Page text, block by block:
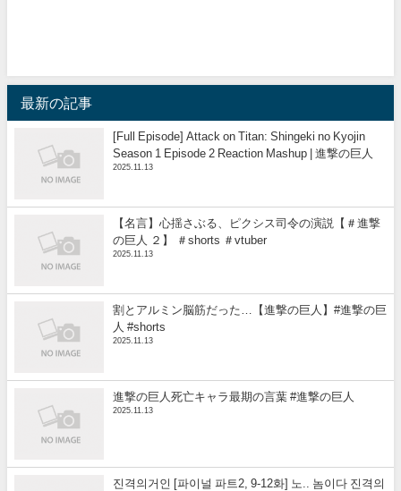
最新の記事
[Full Episode] Attack on Titan: Shingeki no Kyojin
Season 1 Episode 2 Reaction Mashup | 進撃の巨人
2025.11.13
【名言】心揺さぶる、ピクシス司令の演説【＃進撃
の巨人 ２】 ＃shorts ＃vtuber
2025.11.13
割とアルミン脳筋だった…【進撃の巨人】#進撃の巨
人 #shorts
2025.11.13
進撃の巨人死亡キャラ最期の言葉 #進撃の巨人
2025.11.13
진격의거인 [파이널 파트2, 9-12화] 노.. 놈이다 진격의